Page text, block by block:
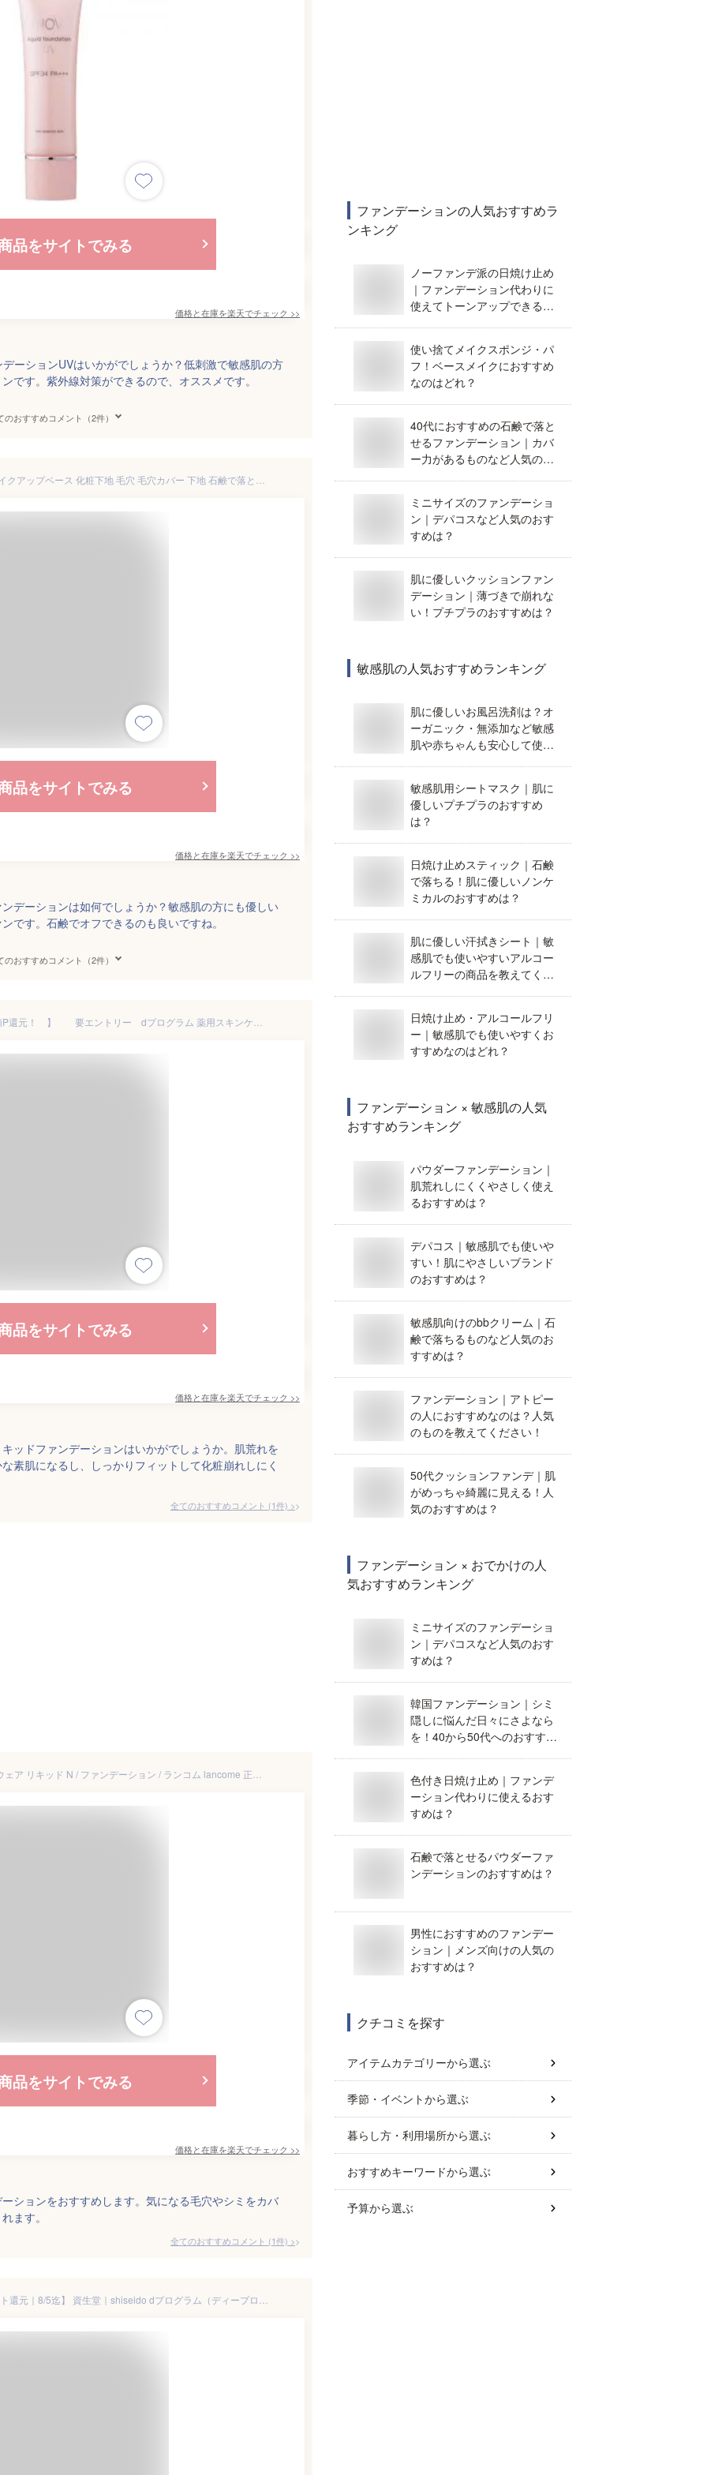
品をサイトでみる
価格と在庫を楽天でチェック >>
ーションUVはいかがでしょうか？低刺激で敏感肌の方
です。紫外線対策ができるので、オススメです。
のおすすめコメント（2件）
品をサイトでみる
価格と在庫を楽天でチェック >>
デーションは如何でしょうか？敏感肌の方にも優しい
です。石鹸でオフできるのも良いですね。
のおすすめコメント（2件）
品をサイトでみる
価格と在庫を楽天でチェック >>
ッドファンデーションはいかがでしょうか。肌荒れを
素肌になるし、しっかりフィットして化粧崩れしにく
全てのおすすめコメント (1件) >
品をサイトでみる
価格と在庫を楽天でチェック >>
ションをおすすめします。気になる毛穴やシミをカバ
ます。
全てのおすすめコメント (1件) >
ファンデーションの人気おすすめラ
ンキング
ノーファンデ派の日焼け止め
｜ファンデーション代わりに
使えてトーンアップできるお
使い捨てメイクスポンジ・パ
フ！ベースメイクにおすすめ
なのはどれ？
40代におすすめの石鹸で落と
せるファンデーション｜カバ
ー力があるものなど人気の商
ミニサイズのファンデーショ
ン｜デパコスなど人気のおす
すめは？
肌に優しいクッションファン
デーション｜薄づきで崩れな
い！プチプラのおすすめは？
敏感肌の人気おすすめランキング
肌に優しいお風呂洗剤は？オ
ーガニック・無添加など敏感
肌や赤ちゃんも安心して使え
敏感肌用シートマスク｜肌に
優しいプチプラのおすすめ
は？
日焼け止めスティック｜石鹸
で落ちる！肌に優しいノンケ
ミカルのおすすめは？
肌に優しい汗拭きシート｜敏
感肌でも使いやすいアルコー
ルフリーの商品を教えてくだ
日焼け止め・アルコールフリ
ー｜敏感肌でも使いやすくお
すすめなのはどれ？
ファンデーション × 敏感肌の人気
おすすめランキング
パウダーファンデーション｜
肌荒れしにくくやさしく使え
るおすすめは？
デパコス｜敏感肌でも使いや
すい！肌にやさしいブランド
のおすすめは？
敏感肌向けのbbクリーム｜石
鹸で落ちるものなど人気のお
すすめは？
ファンデーション｜アトピー
の人におすすめなのは？人気
のものを教えてください！
50代クッションファンデ｜肌
がめっちゃ綺麗に見える！人
気のおすすめは？
ファンデーション × おでかけの人
気おすすめランキング
ミニサイズのファンデーショ
ン｜デパコスなど人気のおす
すめは？
韓国ファンデーション｜シミ
隠しに悩んだ日々にさよなら
を！40から50代へのおすすめ
色付き日焼け止め｜ファンデ
ーション代わりに使えるおす
すめは？
石鹸で落とせるパウダーファ
ンデーションのおすすめは？
男性におすすめのファンデー
ション｜メンズ向けの人気の
おすすめは？
クチコミを探す
アイテムカテゴリーから選ぶ
季節・イベントから選ぶ
暮らし方・利用場所から選ぶ
おすすめキーワードから選ぶ
予算から選ぶ